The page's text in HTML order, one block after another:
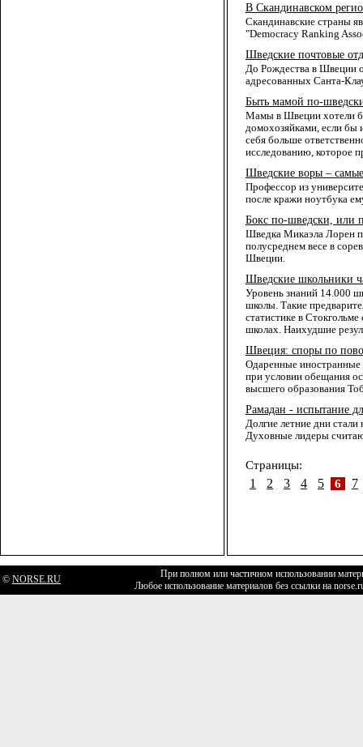
В Скандинавском
Скандинавские страны
"Democracy Ranking
Шведские почтовые
До Рождества в Швеции
адресованных Санта-
Быть мамой по-
Мамы в Швеции хотели
домохозяйками, если бы
себя больше
исследованию, которое
Шведские воры –
Профессор из
после кражи ноутбука
Бокс по-шведски, или
Шведка Микаэла Лорен
полусреднем весе в
Швеции.
Шведские школьники
Уровень знаний 14.000
школы. Такие
статистике в
школах. Наихудшие
Швеция: споры по
Одаренные иностранные
при условии обещания
высшего образования
Рамадан - испытание
Долгие летние дни
Духовные лидеры
Страницы:
1 2 3 4 5 6 7
© NORSE.RU
При полном или частичном использовании
Любое использование материалов без ссылки на